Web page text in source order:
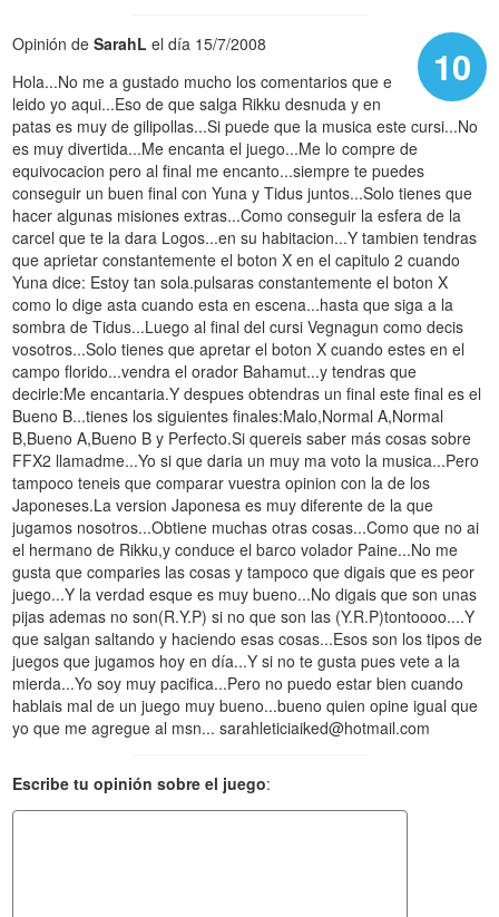
10
Opinión deSarahL el día 15/7/2008
Hola...No me a gustado mucho los comentarios que e
leido yo aqui...Eso de que salga Rikku desnuda y en
patas es muy de gilipollas...Si puede que la musica este cursi...No
es muy divertida...Me encanta el juego...Me lo compre de
equivocacion pero al final me encanto...siempre te puedes
conseguir un buen final con Yuna y Tidus juntos...Solo tienes que
hacer algunas misiones extras...Como conseguir la esfera de la
carcel que te la dara Logos...en su habitacion...Y tambien tendras
que aprietar constantemente el boton X en el capitulo 2 cuando
Yuna dice: Estoy tan sola.pulsaras constantemente el boton X
como lo dige asta cuando esta en escena...hasta que siga a la
sombra de Tidus...Luego al final del cursi Vegnagun como decis
vosotros...Solo tienes que apretar el boton X cuando estes en el
campo florido...vendra el orador Bahamut...y tendras que
decirle:Me encantaria.Y despues obtendras un final este final es el
Bueno B...tienes los siguientes finales:Malo,Normal A,Normal
B,Bueno A,Bueno B y Perfecto.Si quereis saber más cosas sobre
FFX2 llamadme...Yo si que daria un muy ma voto la musica...Pero
tampoco teneis que comparar vuestra opinion con la de los
Japoneses.La version Japonesa es muy diferente de la que
jugamos nosotros...Obtiene muchas otras cosas...Como que no ai
el hermano de Rikku,y conduce el barco volador Paine...No me
gusta que comparies las cosas y tampoco que digais que es peor
juego...Y la verdad esque es muy bueno...No digais que son unas
pijas ademas no son(R.Y.P) si no que son las (Y.R.P)tontoooo....Y
que salgan saltando y haciendo esas cosas...Esos son los tipos de
juegos que jugamos hoy en día...Y si no te gusta pues vete a la
mierda...Yo soy muy pacifica...Pero no puedo estar bien cuando
hablais mal de un juego muy bueno...bueno quien opine igual que
yo que me agregue al msn... sarahleticiaiked@hotmail.com
Escribe tu opinión sobre el juego: